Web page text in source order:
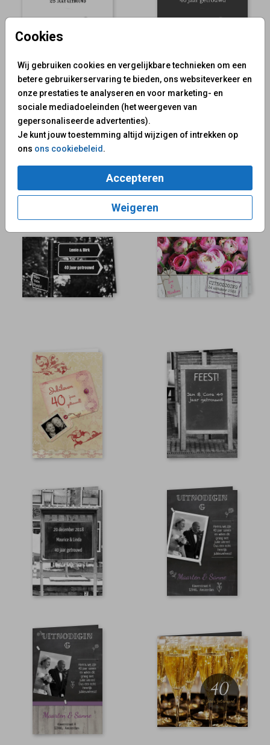
Cookies
Wij gebruiken cookies en vergelijkbare technieken om een
betere gebruikerservaring te bieden, ons websiteverkeer en
onze prestaties te analyseren en voor marketing- en
sociale mediadoeleinden (het weergeven van
gepersonaliseerde advertenties).
Je kunt jouw toestemming altijd wijzigen of intrekken op
ons ons cookiebeleid.
Accepteren
Weigeren